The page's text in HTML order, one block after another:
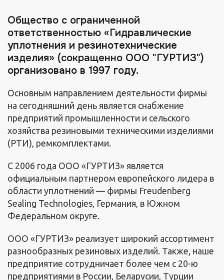
Общество с ограниченной
ответственностью «Гидравлические
уплотнения и резинотехнические
изделия» (сокращенно ООО "ГУРТИЗ")
организовано в 1997 году.
Основным направлением деятельности фирмы
на сегодняшний день является снабжение
предприятий промышленности и сельского
хозяйства резиновыми техническими изделиями
(РТИ), ремкомплектами.
С 2006 года ООО «ГУРТИЗ» является
официальным партнером европейского лидера в
области уплотнений — фирмы Freudenberg
Sealing Technologies, Германия, в Южном
Федеральном округе.
ООО «ГУРТИЗ» реализует широкий ассортимент
разнообразных резиновых изделий. Также, наше
предприятие сотрудничает более чем с 20-ю
предприятиями в России, Беларусии, Турции